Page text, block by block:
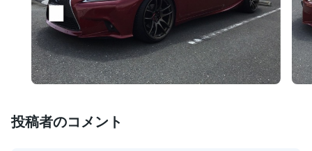
投稿者のコメント